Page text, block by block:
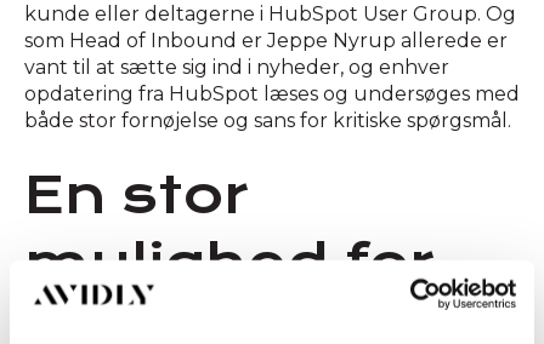
kunde eller deltagerne i HubSpot User Group. Og
som Head of Inbound er Jeppe Nyrup allerede er
vant til at sætte sig ind i nyheder, og enhver
opdatering fra HubSpot læses og undersøges med
både stor fornøjelse og sans for kritiske spørgsmål.
En stor
mulighed for